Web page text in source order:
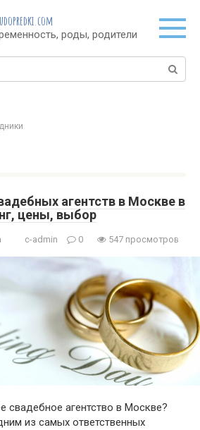
роды, родители
агентств в Москве в
цены, выбор
c-admin 0 547 просмотров
свадебное агентство в Москве?
из самых ответственных